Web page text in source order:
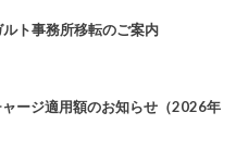
ト事務所移転のご案内
ージ適用額のお知らせ（2026年